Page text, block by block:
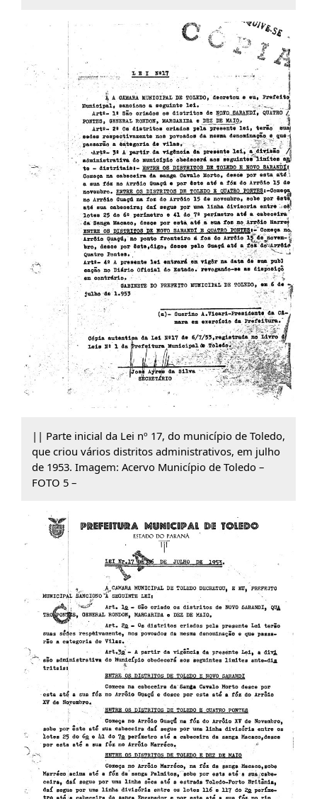
|| Parte inicial da Lei nº 17, do município de Toledo,
que criou vários distritos administrativos, em julho
de 1953. Imagem: Acervo Município de Toledo –
FOTO 5 –